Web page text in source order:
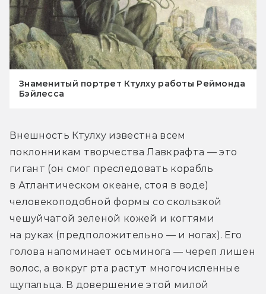
Знаменитый портрет Ктулху работы Реймонда
Бэйлесса
Внешность Ктулху известна всем
поклонникам творчества Лавкрафта — это
гигант (он смог преследовать корабль
в Атлантическом океане, стоя в воде)
человекоподобной формы со скользкой
чешуйчатой зеленой кожей и когтями
на руках (предположительно — и ногах). Его
голова напоминает осьминога — череп лишен
волос, а вокруг рта растут многочисленные
щупальца. В довершение этой милой